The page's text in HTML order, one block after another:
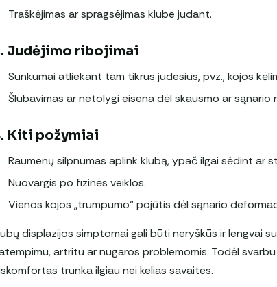
Traškėjimas ar spragsėjimas klube judant.
Judėjimo ribojimai
Sunkumai atliekant tam tikrus judesius, pvz., kojos
Šlubavimas ar netolygi eisena dėl skausmo ar sąnario
Kiti požymiai
Raumenų silpnumas aplink klubą, ypač ilgai sėdint ar
Nuovargis po fizinės veiklos.
Vienos kojos „trumpumo“ pojūtis dėl sąnario
displazijos simptomai gali būti neryškūs ir lengvai
artritu ar nugaros problemomis. Todėl
trunka ilgiau nei kelias savaites.